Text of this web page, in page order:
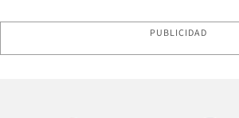
PUBLICIDAD